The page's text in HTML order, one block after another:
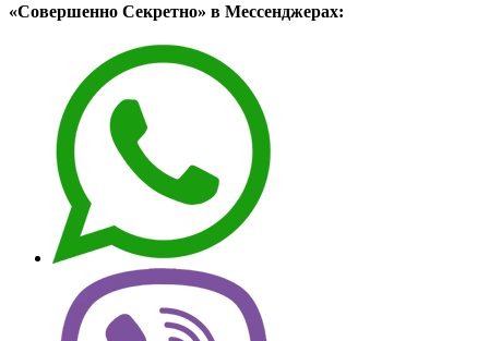
«Совершенно Секретно» в Мессенджерах: